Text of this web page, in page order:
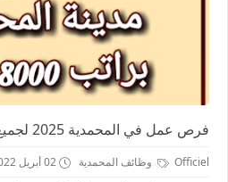
فرص عمل في المحمدية 2025 لجميع المستويات
Officiel وظائف المحمدية
02 أبريل 2022